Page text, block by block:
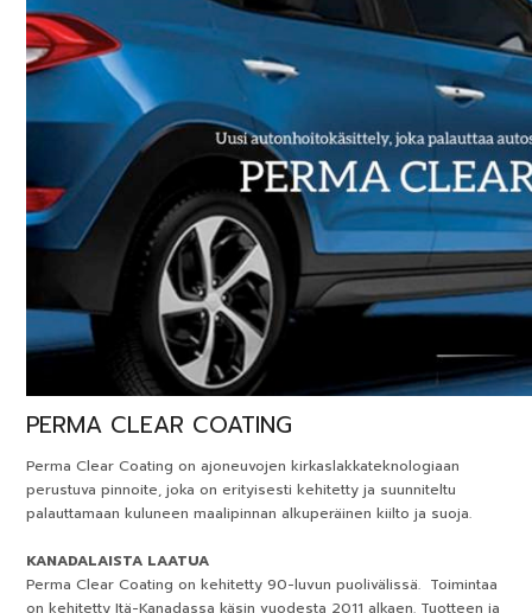
PERMA CLEAR COATING
Perma Clear Coating on ajoneuvojen kirkaslakkateknologiaan
perustuva pinnoite, joka on erityisesti kehitetty ja suunniteltu
palauttamaan kuluneen maalipinnan alkuperäinen kiilto ja suoja.
KANADALAISTA LAATUA
Perma Clear Coating on kehitetty 90-luvun puolivälissä. Toimintaa
on kehitetty Itä-Kanadassa käsin vuodesta 2011 alkaen. Tuotteen ja